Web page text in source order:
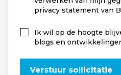
privacy statement van
Ik wil op de hoogte
blogs en
Verstuur sollicitatie